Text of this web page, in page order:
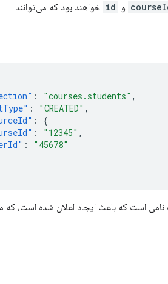
و id خواهند بود که می‌توانند
: "courses.students" ,
: "CREATED" ,
:
{
: "12345" ,
:
"45678"
است که باعث ایجاد اعلان شده است، که